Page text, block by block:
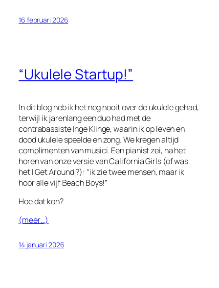
16 februari 2026
“Ukulele Startup!”
In dit blog heb ik het nog nooit over de ukulele gehad,
terwijl ik jarenlang een duo had met de
contrabassiste Inge Klinge, waarin ik op leven en
dood ukulele speelde en zong. We kregen altijd
complimenten van musici. Een pianist zei, na het
horen van onze versie vanCalifornia Girls(of was
hetIGet Around?): “ik zie twee mensen, maar ik
hoor alle vijf Beach Boys!”
Hoe dat kon?
(meer…)
14 januari 2026